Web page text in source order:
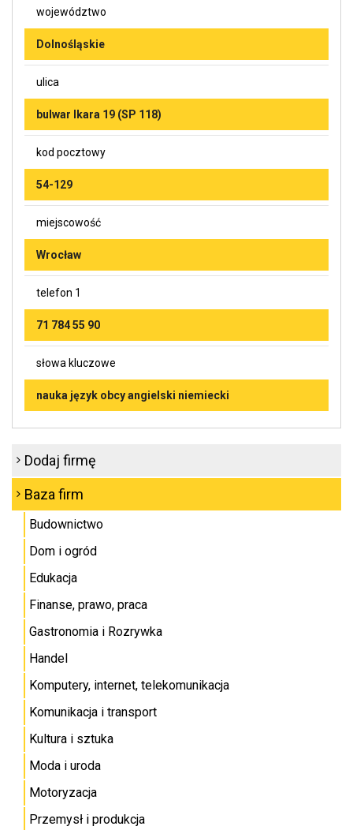
województwo
Dolnośląskie
ulica
bulwar Ikara 19 (SP 118)
kod pocztowy
54-129
miejscowość
Wrocław
telefon 1
71 784 55 90
słowa kluczowe
nauka język obcy angielski niemiecki
Dodaj firmę
Baza firm
Budownictwo
Dom i ogród
Edukacja
Finanse, prawo, praca
Gastronomia i Rozrywka
Handel
Komputery, internet, telekomunikacja
Komunikacja i transport
Kultura i sztuka
Moda i uroda
Motoryzacja
Przemysł i produkcja